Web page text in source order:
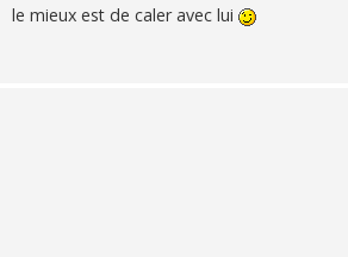
s
s
le mieux est de caler avec lui